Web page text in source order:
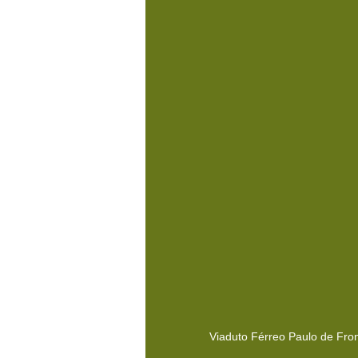
Viaduto Férreo Paulo de